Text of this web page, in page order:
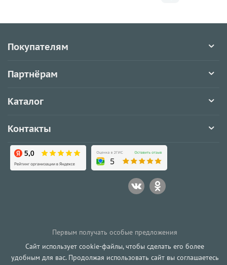
Покупателям
Партнёрам
Каталог
Контакты
Первым получать особые предложения
Сайт использует cookie-файлы, чтобы сделать его более
удобным для вас. Продолжая использовать сайт вы соглашаетесь